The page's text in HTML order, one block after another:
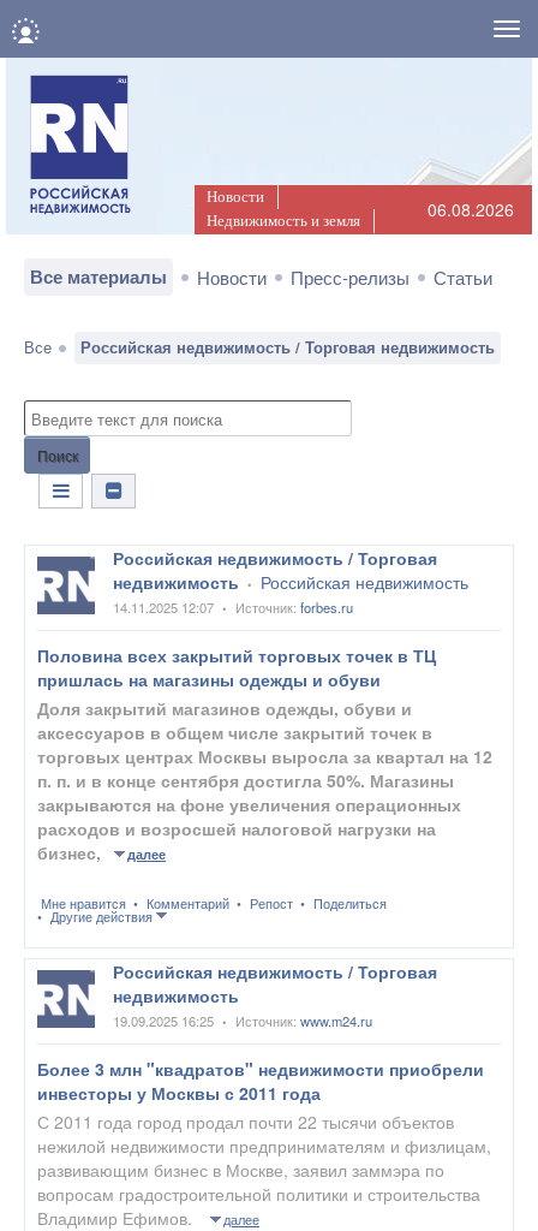
Новости
Недвижимость и земля
06.08.2026
Все материалы Новости Пресс-релизы Статьи
Все Российская недвижимость / Торговая недвижимость
Поиск
Российская недвижимость / Торговая
недвижимость • Российская недвижимость
14.11.2025 12:07 • Источник: forbes.ru
Половина всех закрытий торговых точек в ТЦ
пришлась на магазины одежды и обуви
Доля закрытий магазинов одежды, обуви и
аксессуаров в общем числе закрытий точек в
торговых центрах Москвы выросла за квартал на 12
п. п. и в конце сентября достигла 50%. Магазины
закрываются на фоне увеличения операционных
расходов и возросшей налоговой нагрузки на
бизнес,
далее
Мне нравится Комментарий Репост Поделиться
Другие действия
Российская недвижимость / Торговая
недвижимость
19.09.2025 16:25 • Источник: www.m24.ru
Более 3 млн "квадратов" недвижимости приобрели
инвесторы у Москвы с 2011 года
С 2011 года город продал почти 22 тысячи объектов
нежилой недвижимости предпринимателям и физлицам,
развивающим бизнес в Москве, заявил заммэра по
вопросам градостроительной политики и строительства
Владимир Ефимов.
далее